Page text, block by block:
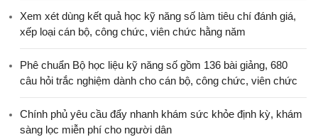
Xem xét dùng kết quả học kỹ năng số làm tiêu chí đánh giá,
xếp loại cán bộ, công chức, viên chức hằng năm
Phê chuẩn Bộ học liệu kỹ năng số gồm 136 bài giảng, 680
câu hỏi trắc nghiệm dành cho cán bộ, công chức, viên chức
Chính phủ yêu cầu đẩy nhanh khám sức khỏe định kỳ, khám
sàng lọc miễn phí cho người dân